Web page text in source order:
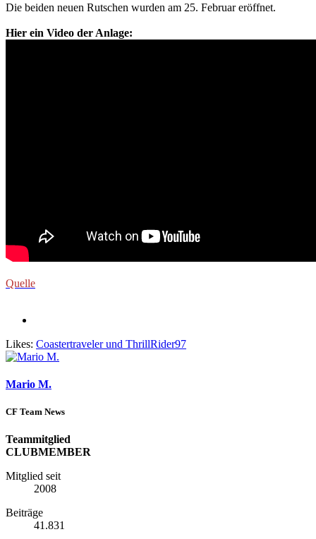
Die beiden neuen Rutschen wurden am 25. Februar eröffnet.
Hier ein Video der Anlage:
Quelle
Likes: Coastertravelerund ThrillRider97
Mario M.
CF Team News
Teammitglied
CLUBMEMBER
Mitglied seit
2008
Beiträge
41.831